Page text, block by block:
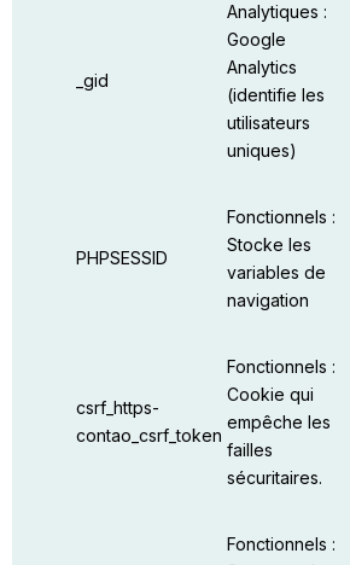
_gid
Analytiques :
Google
Analytics
(identifie les
utilisateurs
uniques)
PHPSESSID
Fonctionnels :
Stocke les
variables de
navigation
csrf_https-
contao_csrf_token
Fonctionnels :
Cookie qui
empêche les
failles
sécuritaires.
Fonctionnels :